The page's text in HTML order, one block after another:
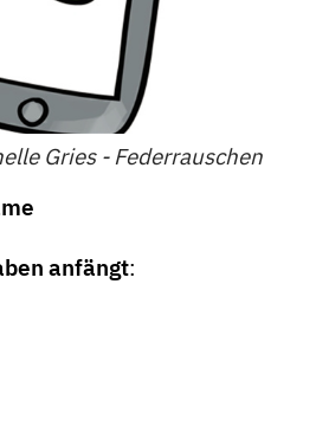
Gries - Federrauschen
anfängt: